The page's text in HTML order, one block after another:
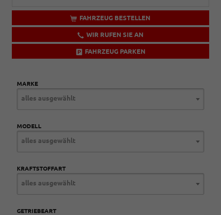
FAHRZEUG BESTELLEN
WIR RUFEN SIE AN
FAHRZEUG PARKEN
MARKE
alles ausgewählt
MODELL
alles ausgewählt
KRAFTSTOFFART
alles ausgewählt
GETRIEBEART